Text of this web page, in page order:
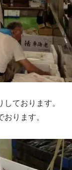
ております。
ります。